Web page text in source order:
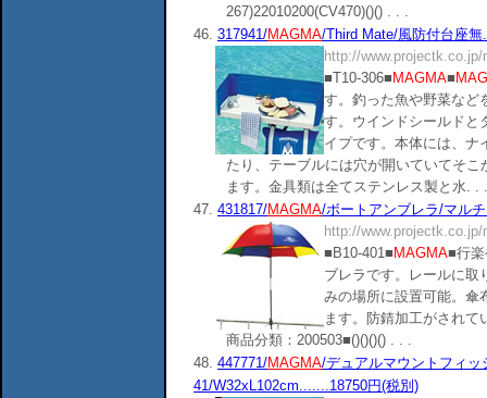
267)22010200(CV470)()() . . .
46. 317941/MAGMA/Third Mate/風防付台座
http://
■T10-306■ MAGMA■
す。釣った魚や野菜など
す。ウインドシールドと
イプです。本体には、ナ
たり、テーブルには穴が開いていてそ
ます。金具類は全てステンレス製と水. . .
47. 431817/MAGMA/ボートアンブレラ/マル
http://
■B10-401■ MAGMA■行
ブレラです。レールに取
みの場所に設置可能。傘
ます。防錆加工がされ
商品分類：200503■()()()() . . .
48. 447771/MAGMA/デュアルマウントフィッ
41/W32xL102cm.......18750円(税別)